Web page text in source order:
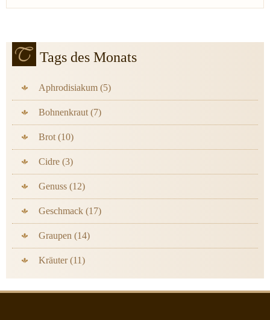
Tags des Monats
Aphrodisiakum (5)
Bohnenkraut (7)
Brot (10)
Cidre (3)
Genuss (12)
Geschmack (17)
Graupen (14)
Kräuter (11)